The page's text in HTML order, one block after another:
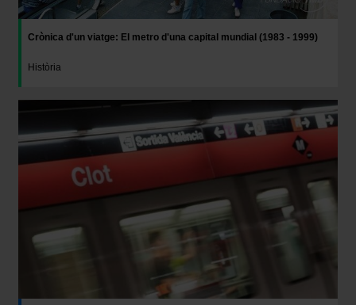
Crònica d'un viatge: El metro d'una capital mundial (1983 - 1999)
Història